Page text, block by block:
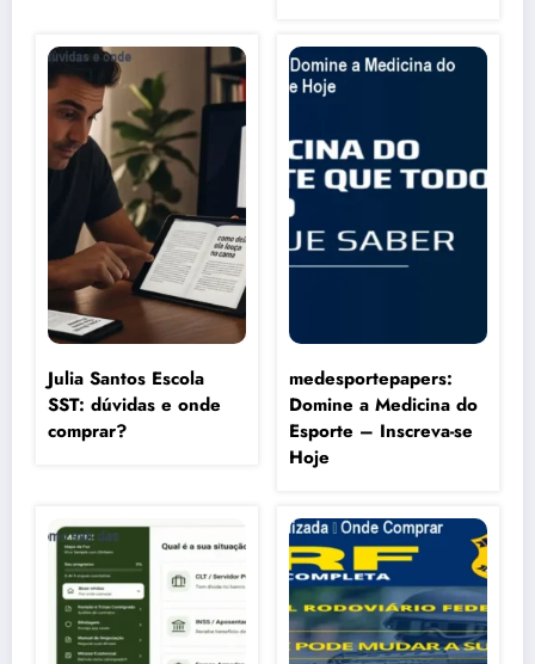
Julia Santos Escola
SST: dúvidas e onde
comprar?
medesportepapers:
Domine a Medicina do
Esporte – Inscreva-se
Hoje